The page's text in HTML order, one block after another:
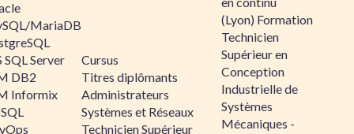
MariaDB
SQL Server
DB2
Informix
Cursus
Titres diplômants
Administrateurs
Systèmes et Réseaux
Technicien Supérieur
(Lyon) Formation
Technicien
Supérieur en
Conception
Industrielle de
Systèmes
Mécaniques -